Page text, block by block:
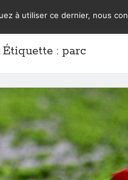
Étiquette : parc
à utiliser ce dernier, nous